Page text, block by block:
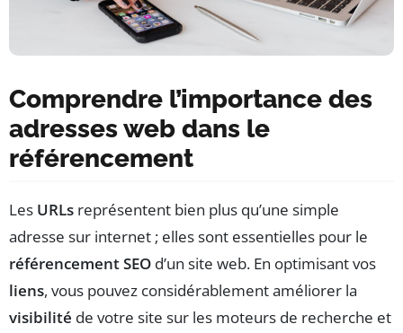
Comprendre l’importance des
adresses web dans le
référencement
Les URLs représentent bien plus qu’une simple
adresse sur internet ; elles sont essentielles pour le
référencement SEO d’un site web. En optimisant vos
liens, vous pouvez considérablement améliorer la
visibilité de votre site sur les moteurs de recherche et